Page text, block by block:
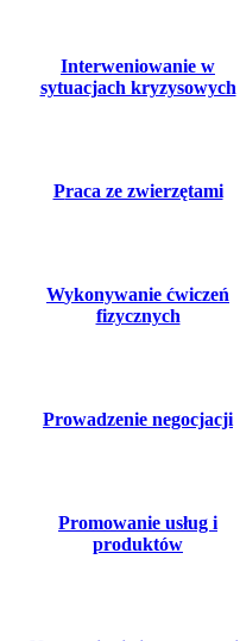
interweniowanie w
sytuacjach kryzysowych
praca ze zwierzętami
wykonywanie ćwiczeń
fizycznych
prowadzenie negocjacji
promowanie usług i
produktów